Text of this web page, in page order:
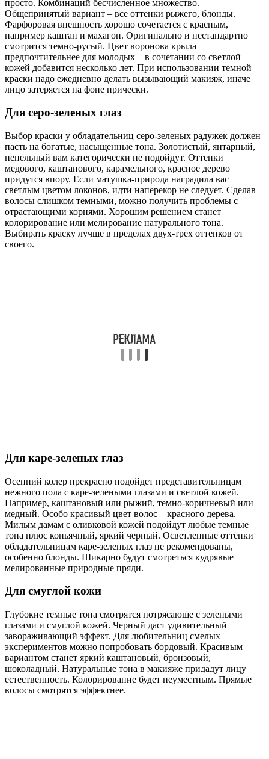
просто. Комбинаций бесчисленное множество.
Общепринятый вариант – все оттенки рыжего, блонды.
Фарфоровая внешность хорошо сочетается с красным,
например каштан и махагон. Оригинально и нестандартно
смотрится темно-русый. Цвет воронова крыла
предпочтительнее для молодых – в сочетании со светлой
кожей добавится несколько лет. При использовании темной
краски надо ежедневно делать вызывающий макияж, иначе
лицо затеряется на фоне прически.
Для серо-зеленых глаз
Выбор краски у обладательниц серо-зеленых радужек должен
пасть на богатые, насыщенные тона. Золотистый, янтарный,
пепельный вам категорически не подойдут. Оттенки
медового, каштанового, карамельного, красное дерево
придутся впору. Если матушка-природа наградила вас
светлым цветом локонов, идти наперекор не следует. Сделав
волосы слишком темными, можно получить проблемы с
отрастающими корнями. Хорошим решением станет
колорирование или мелирование натурального тона.
Выбирать краску лучше в пределах двух-трех оттенков от
своего.
Для каре-зеленых глаз
Осенний колер прекрасно подойдет представительницам
нежного пола с каре-зелеными глазами и светлой кожей.
Например, каштановый или рыжий, темно-коричневый или
медный. Особо красивый цвет волос – красного дерева.
Милым дамам с оливковой кожей подойдут любые темные
тона плюс коньячный, яркий черный. Осветленные оттенки
обладательницам каре-зеленых глаз не рекомендованы,
особенно блонды. Шикарно будут смотреться кудрявые
мелированные природные пряди.
Для смуглой кожи
Глубокие темные тона смотрятся потрясающе с зелеными
глазами и смуглой кожей. Черный даст удивительный
завораживающий эффект. Для любительниц смелых
экспериментов можно попробовать бордовый. Красивым
вариантом станет яркий каштановый, бронзовый,
шоколадный. Натуральные тона в макияже придадут лицу
естественность. Колорирование будет неуместным. Прямые
волосы смотрятся эффектнее.